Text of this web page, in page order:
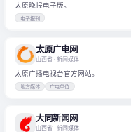
太原晚报电子版。
电子报刊
太原广电网
山西省· 新闻媒体
太原广播电视台官方网站。
地方媒体 广电单位
大同新闻网
山西省· 新闻媒体